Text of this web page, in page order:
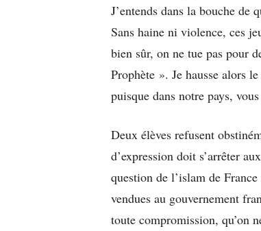
J’entends dans la bouche de
Sans haine ni violence, ces
bien sûr, on ne tue pas pour
Prophète ». Je hausse alors
puisque dans notre pays,
Deux élèves refusent
d’expression doit s’arrêter
question de l’islam de
vendues au gouvernement
toute compromission, qu’on